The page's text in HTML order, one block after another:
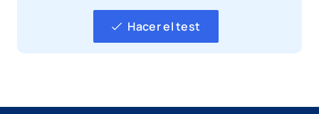
Hacer el test